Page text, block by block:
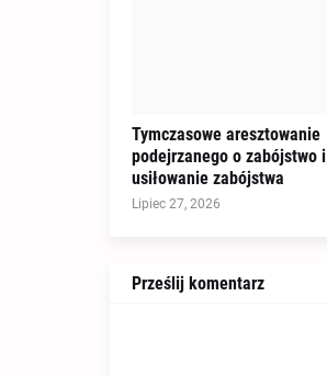
Tymczasowe aresztowanie
podejrzanego o zabójstwo i
usiłowanie zabójstwa
Lipiec 27, 2026
Prześlij komentarz